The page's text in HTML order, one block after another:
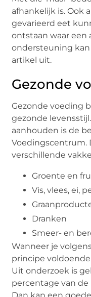
afhankelijk is. Ook
gevarieerd eet
ontstaan waar
ondersteuning
artikel uit.
Gezonde
Gezonde voeding
gezonde
aanhouden is de
Voedingscentrum.
verschillende
Groente en
Vis, vlees, ei,
Dranken
Smeer- en
Wanneer je
principe
Uit onderzoek is
percentage van